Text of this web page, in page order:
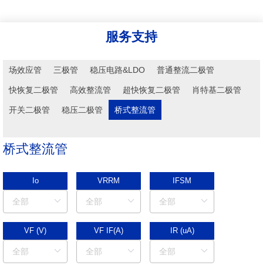
服务支持
场效应管 三极管 稳压电路&LDO 普通整流二极管
快恢复二极管 高效整流管 超快恢复二极管 肖特基二极管
开关二极管 稳压二极管 桥式整流管
桥式整流管
Io VRRM IFSM
VF (V) VF IF(A) IR (uA)